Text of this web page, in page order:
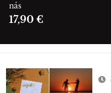
nás
17,90 €